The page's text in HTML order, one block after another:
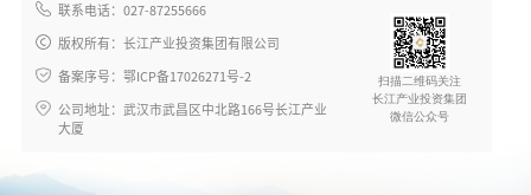
联系电话：027-87255666
版权所有：长江产业投资集团有限公司
备案序号：鄂ICP备17026271号-2
公司地址：武汉市武昌区中北路166号长江产业
大厦
扫描二维码关注
长江产业投资集团
微信公众号